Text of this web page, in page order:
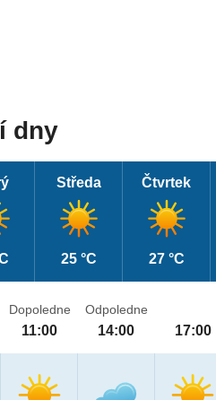
dny
Středa
25 °C
Čtvrtek
27 °C
Dopoledne
11:00
Odpoledne
14:00 17:00